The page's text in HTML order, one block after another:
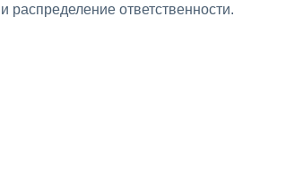
и распределение ответственности.